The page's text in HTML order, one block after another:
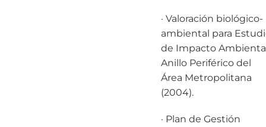
· Valoración biológico-
ambiental para
de Impacto
Anillo Periférico del
Área Metropolitana
(2004).
· Plan de Gestión